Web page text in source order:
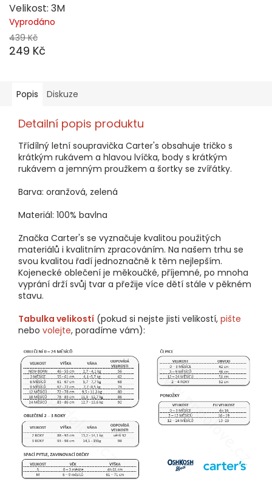
Velikost: 3M
Vyprodáno
439 Kč
249 Kč
Popis Diskuze
Detailní popis produktu
Třídílný letní soupravička Carter's obsahuje tričko s
krátkým rukávem a hlavou lvíčka, body s krátkým
rukávem a jemným proužkem a šortky se zvířátky.
Barva: oranžová, zelená
Materiál: 100% bavlna
Značka Carter's se vyznačuje kvalitou použitých
materiálů i kvalitním zpracováním. Na našem trhu se
svou kvalitou řadí jednoznačně k těm nejlepším.
Kojenecké oblečení je měkoučké, příjemné, po mnoha
vyprání drží svůj tvar a přežije více dětí stále v pěkném
stavu.
Tabulka velikostí (pokud si nejste jisti velikostí, pište
nebo volejte, poradíme vám):